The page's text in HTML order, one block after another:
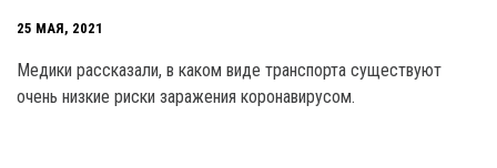
25 МАЯ, 2021
Медики рассказали, в каком виде транспорта существуют
очень низкие риски заражения коронавирусом.